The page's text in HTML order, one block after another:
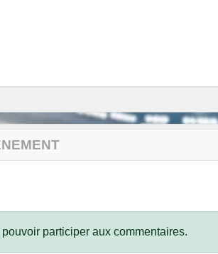
pouvoir participer aux commentaires.